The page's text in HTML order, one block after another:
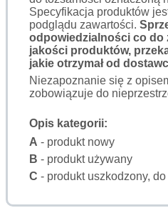
Specyfikacja produktów
podglądu zawartości.
odpowiedzialności co do
jakości produktów,
jakie otrzymał od
Niezapoznanie się z
zobowiązuje do
Opis kategorii:
A - produkt nowy
B - produkt używany
C - produkt uszkodzony,